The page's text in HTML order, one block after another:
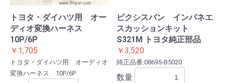
トヨタ・ダイハツ用 オー
ディオ変換ハーネス
10P/6P
￥1,705
トヨタ・ダイハツ用 オーディオ
変換ハーネス 10P/6P
ピクシスバン インパネエ
スカッションキット
S321M トヨタ純正部品
￥3,520
純正品番:08695-B5020
数量